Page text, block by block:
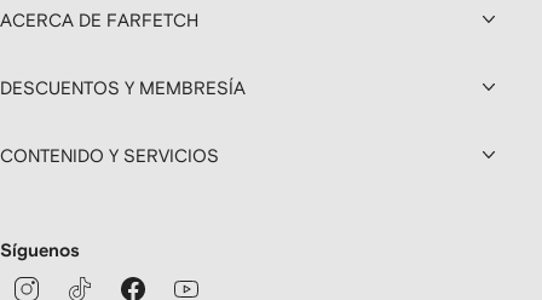
ACERCA DE FARFETCH
DESCUENTOS Y MEMBRESÍA
CONTENIDO Y SERVICIOS
Síguenos